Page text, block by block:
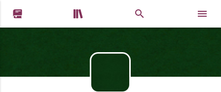
 